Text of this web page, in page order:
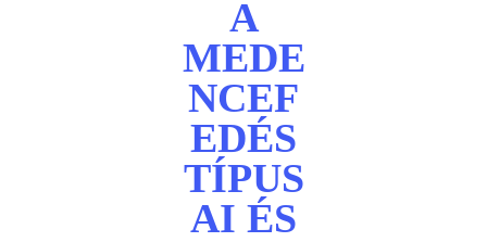
A
MEDE
NCEF
EDÉS
TÍPUS
AI ÉS